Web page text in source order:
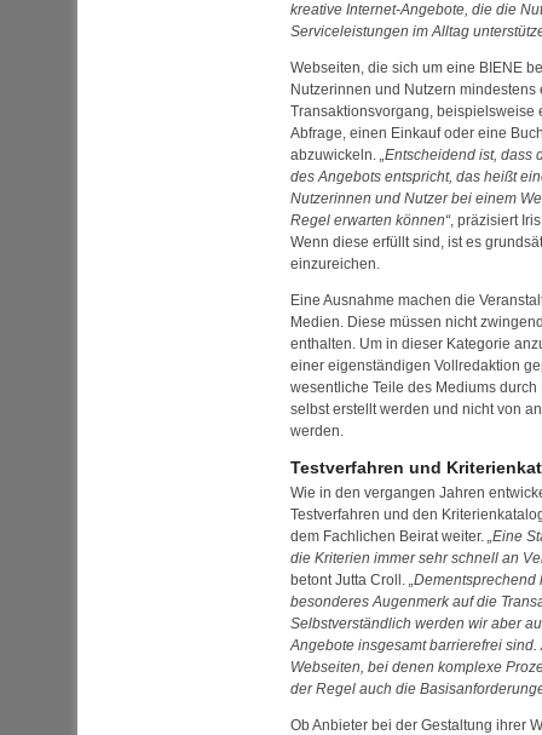
kreative Internet-Angebote, die die
Serviceleistungen im Alltag
Webseiten, die sich um eine BIENE
Nutzerinnen und Nutzern
Transaktionsvorgang, beispielsweise
Abfrage, einen Einkauf oder eine
abzuwickeln. Entscheidend ist, dass
des Angebots entspricht, das heißt
Nutzerinnen und Nutzer bei einem
Regel erwarten können , präzisiert
Wenn diese erfüllt sind, ist es
einzureichen.
Eine Ausnahme machen die
Medien. Diese müssen nicht
enthalten. Um in dieser Kategorie
einer eigenständigen Vollredaktion
wesentliche Teile des Mediums
selbst erstellt werden und nicht von
werden.
Testverfahren und
Wie in den vergangen Jahren
Testverfahren und den
dem Fachlichen Beirat weiter. Eine
die Kriterien immer sehr schnell an
betont Jutta Croll. Dementsprechend
besonderes Augenmerk auf die
Selbstverständlich werden wir aber
Angebote insgesamt barrierefrei
Webseiten, bei denen komplexe
der Regel auch die
Ob Anbieter bei der Gestaltung ihrer